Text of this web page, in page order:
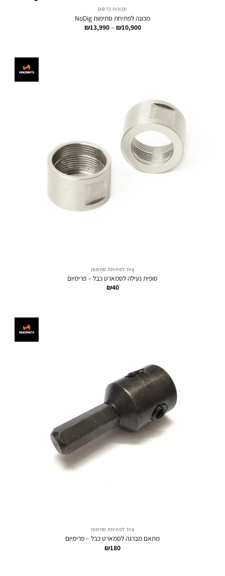
מכונות כרסום
מכונה לפתיחת סתימות NoDig
₪10,900
–
₪13,990 טווח
ציוד לפתיחת סתימות
סופית נעילה לסמארט כבל – פרימיום
₪40
ציוד לפתיחת סתימות
מתאם מברגה לסמארט כבל – פרימיום
₪180